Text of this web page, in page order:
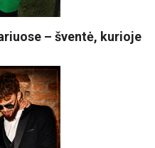
– šventė, kurioje